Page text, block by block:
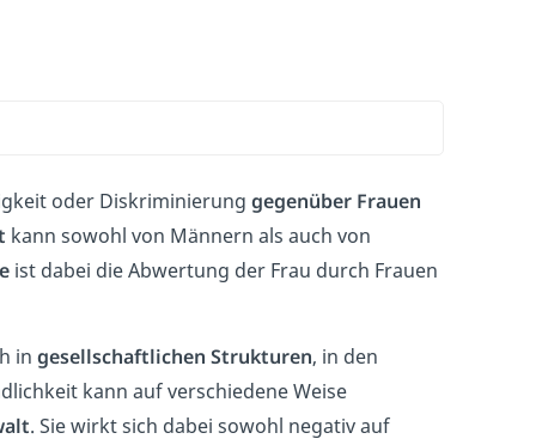
oder Diskriminierung gegenüber Frauen
kann sowohl von Männern als auch von
ist dabei die Abwertung der Frau durch Frauen
in gesellschaftlichen Strukturen, in den
kann auf verschiedene Weise
. Sie wirkt sich dabei sowohl negativ auf